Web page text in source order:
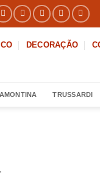
DECORAÇÃO
TRUSSARDI